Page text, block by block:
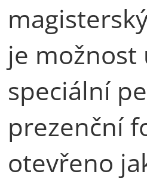
je možnost
speciální
prezenční
otevřeno